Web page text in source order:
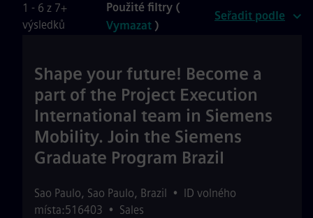
1 - 6 z 7+
výsledků
Použité filtry (
Vymazat )
Seřadit podle
Shape your future! Become a
part of the Project Execution
International team in Siemens
Mobility. Join the Siemens
Graduate Program Brazil
Sao Paulo, Sao Paulo, Brazil • ID volného
místa:516403 • Sales